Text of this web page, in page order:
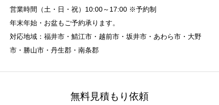
営業時間（土・日・祝）10:00～17:00 ※予約制
年末年始・お盆もご予約承ります。
対応地域：福井市・鯖江市・越前市・坂井市・あわら市・大野
市・勝山市・丹生郡・南条郡
無料見積もり依頼